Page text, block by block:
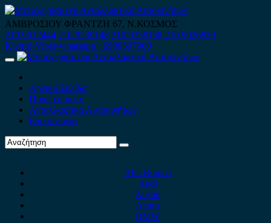
Skip
to
content
ΑΜΒΡΟΣΙΟΥ ΦΡΑΝΤΖΗ 67, Ν.ΚΟΣΜΟΣ
210 9012444 210 9239148 210 9238158 210 9026839
Κινητό-Viber-whatsapp : 6980507900
Primary
Αρχική Σελίδα
Ποιοί είμαστε
Ανταλλακτικά Αυτοκινήτων
Επικοινωνία
Alfa Romeo
Audi
Austin
Acura
BMW